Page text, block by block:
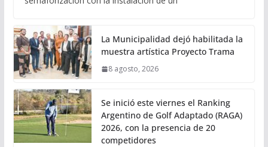
La Municipalidad dejó habilitada la
muestra artística Proyecto Trama
8 agosto, 2026
Se inició este viernes el Ranking
Argentino de Golf Adaptado (RAGA)
2026, con la presencia de 20
competidores